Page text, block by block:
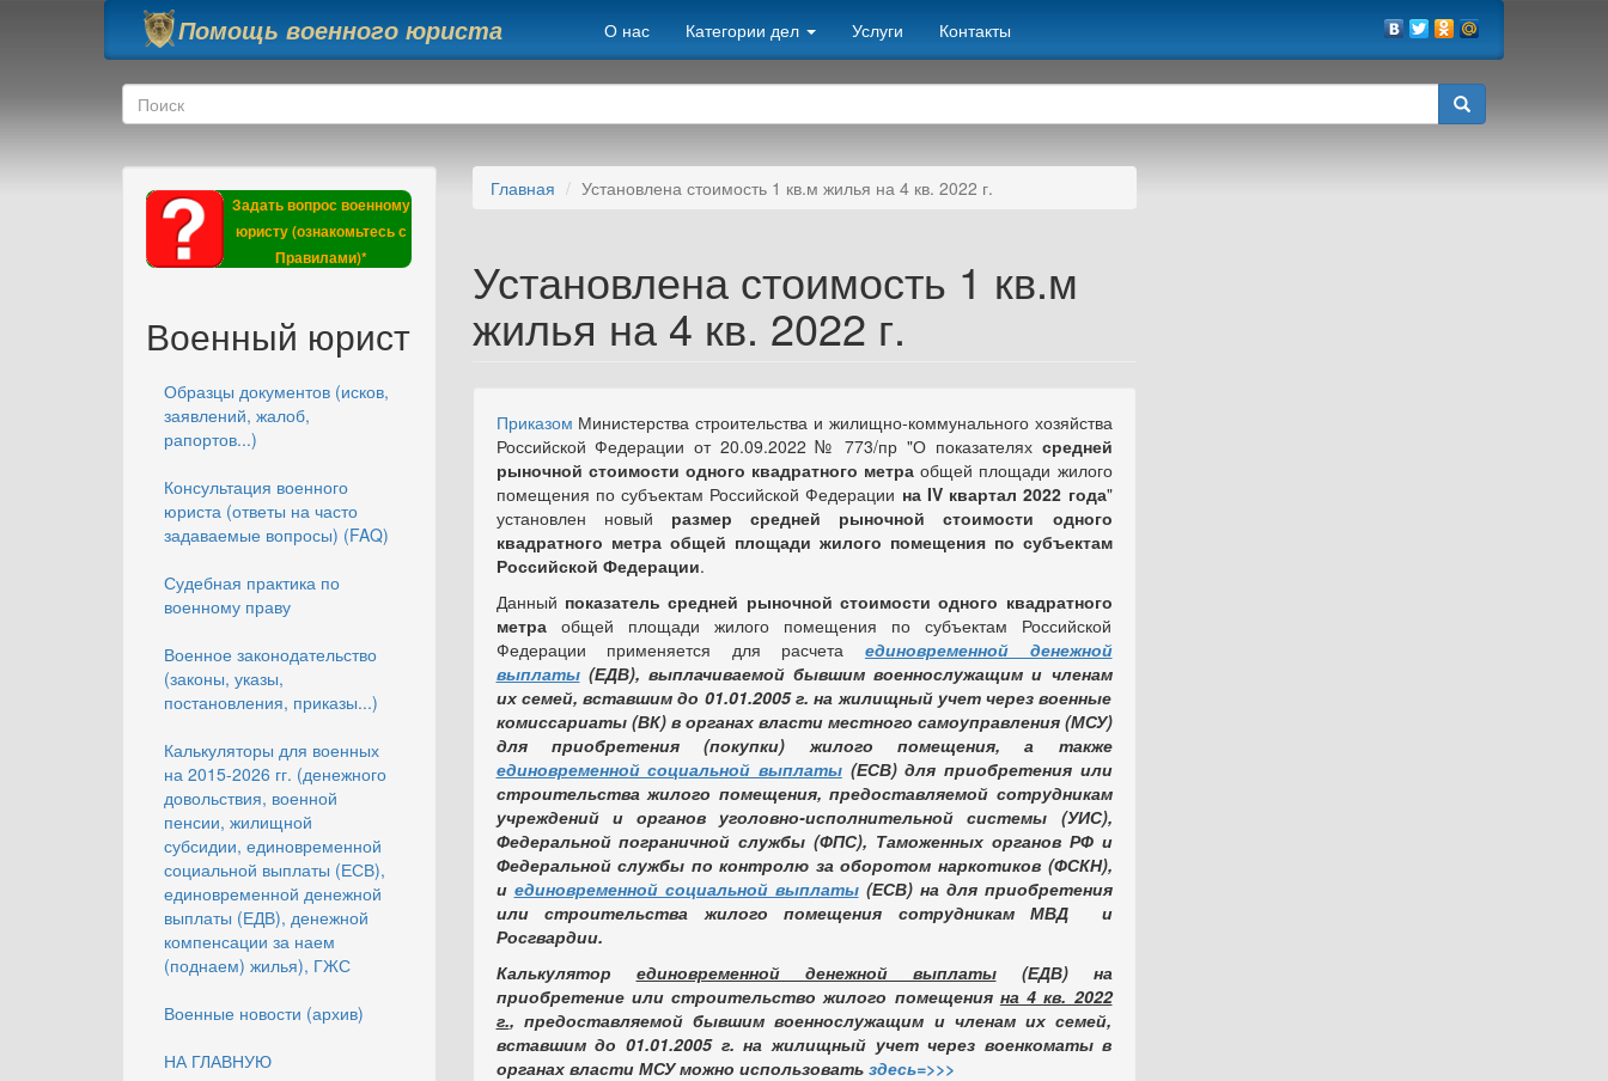
Перейти к основному содержанию
Помощь военного юриста О нас Категории дел Услуги Контакты
Форма поиска
Поиск
Задать вопрос военному
юристу (ознакомьтесь с
Правилами)*
Военный юрист
Образцы документов (исков,
заявлений, жалоб,
рапортов...)
Консультация военного
юриста (ответы на часто
задаваемые вопросы) (FAQ)
Судебная практика по
военному праву
Военное законодательство
(законы, указы,
постановления, приказы...)
Калькуляторы для военных
на 2015-2026 гг. (денежного
довольствия, военной
пенсии, жилищной
субсидии, единовременной
социальной выплаты (ЕСВ),
единовременной денежной
выплаты (ЕДВ), денежной
компенсации за наем
(поднаем) жилья), ГЖС
Военные новости (архив)
НА ГЛАВНУЮ
Главная Установлена стоимость 1 кв.м жилья на 4 кв. 2022 г.
Установлена стоимость 1 кв.м
жилья на 4 кв. 2022 г.
Приказом Министерства строительства и жилищно-коммунального хозяйства
Российской Федерации от 20.09.2022 № 773/пр "О показателях средней
рыночной стоимости одного квадратного метра общей площади жилого
помещения по субъектам Российской Федерации на IV квартал 2022 года"
установлен новый размер средней рыночной стоимости одного
квадратного метра общей площади жилого помещения по субъектам
Российской Федерации.
Данный показатель средней рыночной стоимости одного квадратного
метраобщей площади жилого помещения по субъектам Российской
Федерации применяется для расчета единовременной денежной
выплаты(ЕДВ), выплачиваемой бывшим военнослужащим и членам
их семей, вставшим до 01.01.2005 г. на жилищный учет через военные
комиссариаты (ВК) в органах власти местного самоуправления (МСУ)
для приобретения (покупки) жилого помещения, а также
единовременной социальной выплаты(ЕСВ) для приобретения или
строительства жилого помещения, предоставляемой сотрудникам
учреждений и органов уголовно-исполнительной системы (УИС),
Федеральной пограничной службы (ФПС), Таможенных органов РФ и
Федеральной службы по контролю за оборотом наркотиков (ФСКН),
и единовременной социальной выплаты(ЕСВ) на для приобретения
или строительства жилого помещения сотрудникам МВД и
Росгвардии.
Калькулятор единовременной денежной выплаты(ЕДВ) на
приобретение или строительство жилого помещения на 4 кв. 2022
г., предоставляемой бывшим военнослужащим и членам их семей,
вставшим до 01.01.2005 г. на жилищный учет через военкоматы в
органах власти МСУ можно использовать здесь=>>>